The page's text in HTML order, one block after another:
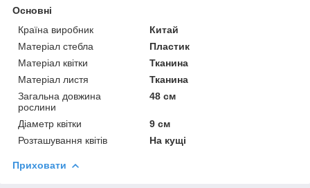
Основні
Країна виробник
Китай
Матеріал стебла
Пластик
Матеріал квітки
Тканина
Матеріал листя
Тканина
Загальна довжина
рослини
48 см
Діаметр квітки
9 см
Розташування квітів
На кущі
Приховати